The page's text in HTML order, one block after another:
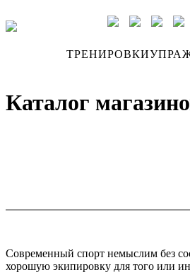
ТРЕНИРОВКИ
Каталог
Современный спорт немыслим без
хорошую экипировку для того или